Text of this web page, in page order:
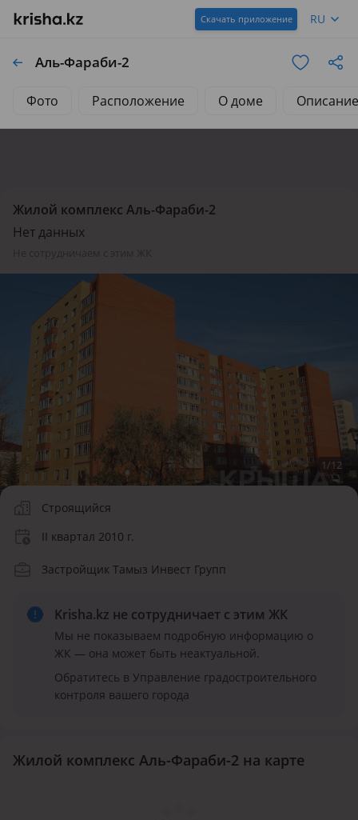
Скачать приложение RU
Аль-Фараби-2
Фото Расположение О доме Описание
Жилой комплекс Аль-Фараби-2
Нет данных
1/12
Строящийся
II квартал 2010 г.
Застройщик Тамыз Инвест Групп
Krisha.kz не сотрудничает с этим ЖК
Мы не показываем подробную информацию о
ЖК — она может быть неактуальной.
Обратитесь в Управление градостроительного
контроля вашего города
Жилой комплекс Аль-Фараби-2 на карте